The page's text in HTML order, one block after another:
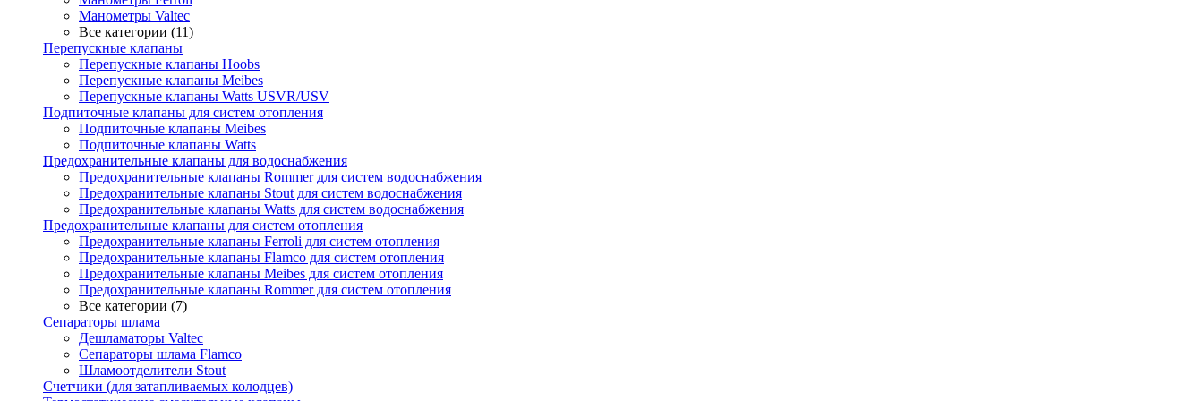
Манометры Valtec
Все категории (11)
Перепускные клапаны
Перепускные клапаны Hoobs
Перепускные клапаны Meibes
Перепускные клапаны Watts USVR/USV
Подпиточные клапаны для систем отопления
Подпиточные клапаны Meibes
Подпиточные клапаны Watts
Предохранительные клапаны для водоснабжения
Предохранительные клапаны Rommer для систем водоснабжения
Предохранительные клапаны Stout для систем водоснабжения
Предохранительные клапаны Watts для систем водоснабжения
Предохранительные клапаны для систем отопления
Предохранительные клапаны Ferroli для систем отопления
Предохранительные клапаны Flamco для систем отопления
Предохранительные клапаны Meibes для систем отопления
Предохранительные клапаны Rommer для систем отопления
Все категории (7)
Сепараторы шлама
Дешламаторы Valtec
Сепараторы шлама Flamco
Шламоотделители Stout
Счетчики (для затапливаемых колодцев)